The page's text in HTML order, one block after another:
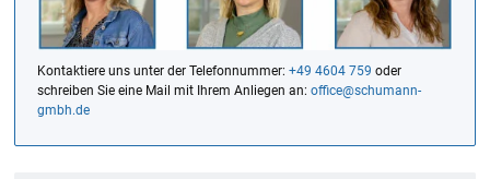
Kontaktiere uns unter der Telefonnummer: +49 4604 759 oder
schreiben Sie eine Mail mit Ihrem Anliegen an: office@schumann-
gmbh.de